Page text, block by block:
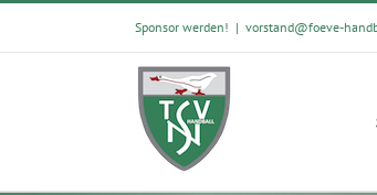
Skip
content
Sponsor werden! | vorstand@foeve-